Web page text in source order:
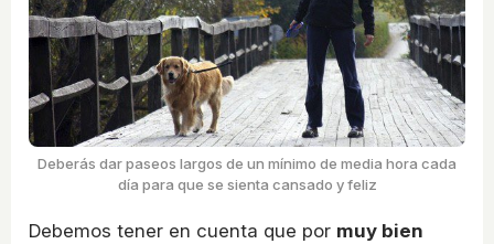
Deberás dar paseos largos de un mínimo de media hora cada
día para que se sienta cansado y feliz
Debemos tener en cuenta que por muy bien